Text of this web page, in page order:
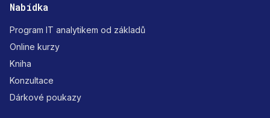
Nabídka
Program IT analytikem od základů
Online kurzy
Kniha
Konzultace
Dárkové poukazy